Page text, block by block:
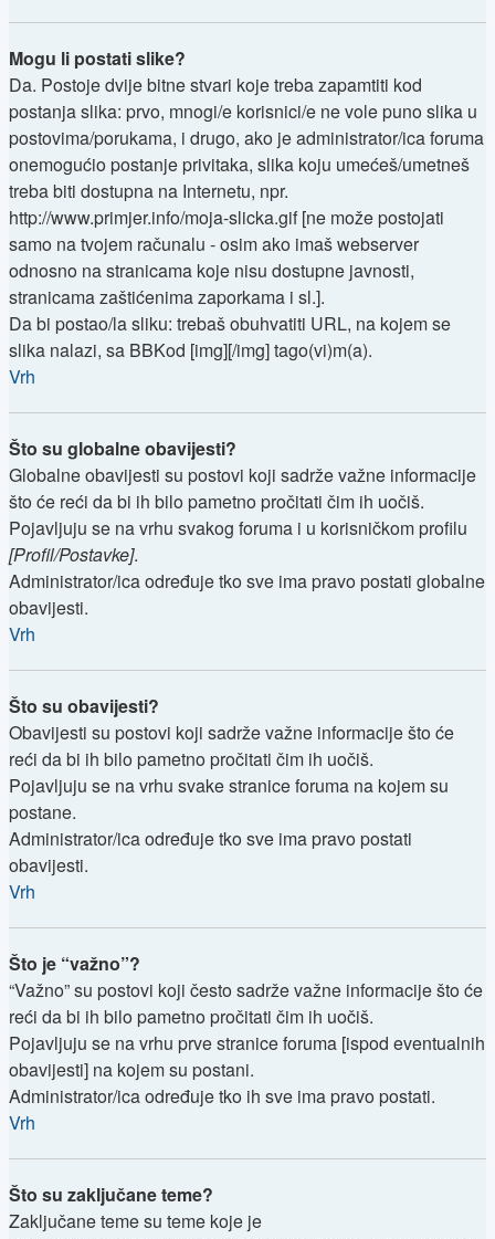
Mogu li postati slike?
Da. Postoje dvije bitne stvari koje treba zapamtiti kod
postanja slika: prvo, mnogi/e korisnici/e ne vole puno slika u
postovima/porukama, i drugo, ako je administrator/ica foruma
onemogućio postanje privitaka, slika koju umećeš/umetneš
treba biti dostupna na Internetu, npr.
http://www.primjer.info/moja-slicka.gif [ne može postojati
samo na tvojem računalu - osim ako imaš webserver
odnosno na stranicama koje nisu dostupne javnosti,
stranicama zaštićenima zaporkama i sl.].
Da bi postao/la sliku: trebaš obuhvatiti URL, na kojem se
slika nalazi, sa BBKod [img][/img] tago(vi)m(a).
Vrh
Što su globalne obavijesti?
Globalne obavijesti su postovi koji sadrže važne informacije
što će reći da bi ih bilo pametno pročitati čim ih uočiš.
Pojavljuju se na vrhu svakog foruma i u korisničkom profilu
[Profil/Postavke].
Administrator/ica određuje tko sve ima pravo postati globalne
obavijesti.
Vrh
Što su obavijesti?
Obavijesti su postovi koji sadrže važne informacije što će
reći da bi ih bilo pametno pročitati čim ih uočiš.
Pojavljuju se na vrhu svake stranice foruma na kojem su
postane.
Administrator/ica određuje tko sve ima pravo postati
obavijesti.
Vrh
Što je “važno”?
“Važno” su postovi koji često sadrže važne informacije što će
reći da bi ih bilo pametno pročitati čim ih uočiš.
Pojavljuju se na vrhu prve stranice foruma [ispod eventualnih
obavijesti] na kojem su postani.
Administrator/ica određuje tko ih sve ima pravo postati.
Vrh
Što su zaključane teme?
Zaključane teme su teme koje je